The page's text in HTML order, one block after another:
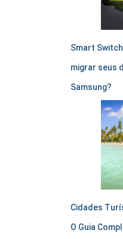
Smart
migrar seus
Samsung?
Cidades
O Guia